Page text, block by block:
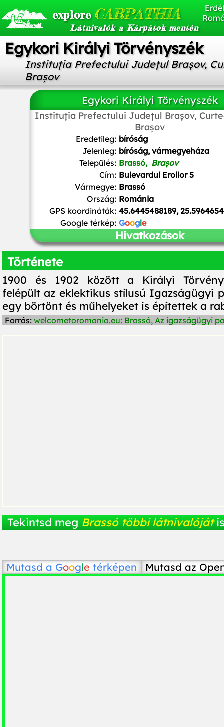
explore CARPATHIA
Látnivalók a Kárpátok mentén
Egykori Királyi Törvényszék
Instituția Prefectului Județul Brașov,
Brașov
Egykori Királyi Törvényszék
Instituția Prefectului Județul Brașov,
Brașov
, CC0, via Wikimedia Commons
Eredetileg: bíróság
Jelenleg: bíróság, vármegyeháza
Település: Brassó, Brașov
Cím: Bulevardul Eroilor 5
Vármegye: Brassó
Ország: Románia
GPS koordináták: 45.6445488189,
Google térkép: Google
Hivatkozások
Története
1900 és 1902 között a Királyi
felépült az eklektikus stílusú Igazságügyi
egy börtönt és műhelyeket is építettek a
Forrás: welcometoromania.eu: Brassó, Az igazságügyi
Tekintsd meg Brassó többi látnivalóját
Mutasd a Google térképen Mutasd az